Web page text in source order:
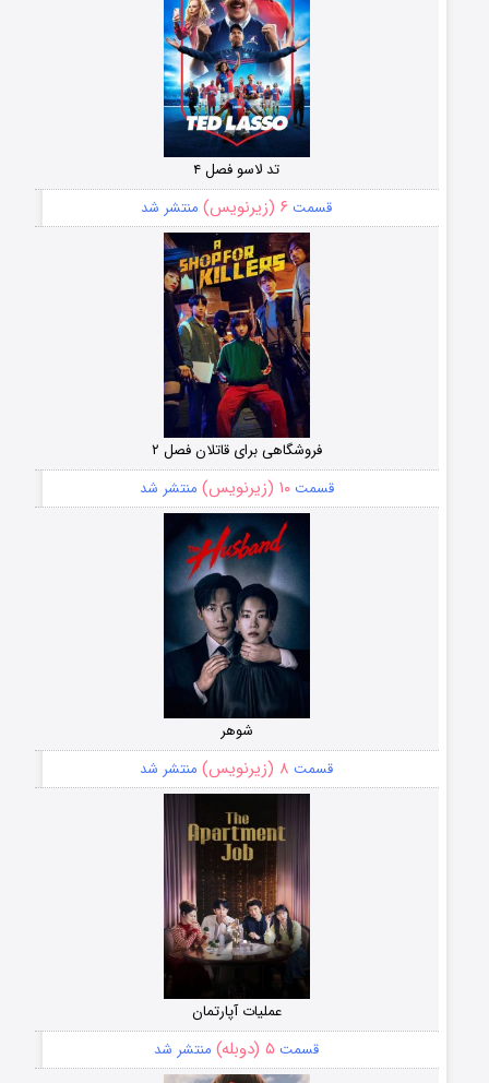
تد لاسو فصل ۴
قسمت ۶ (زیرنویس) منتشر شد
فروشگاهی برای قاتلان فصل ۲
قسمت۱۰ (زیرنویس) منتشر شد
شوهر
قسمت ۸ (زیرنویس) منتشر شد
عملیات آپارتمان
قسمت ۵ (دوبله) منتشر شد